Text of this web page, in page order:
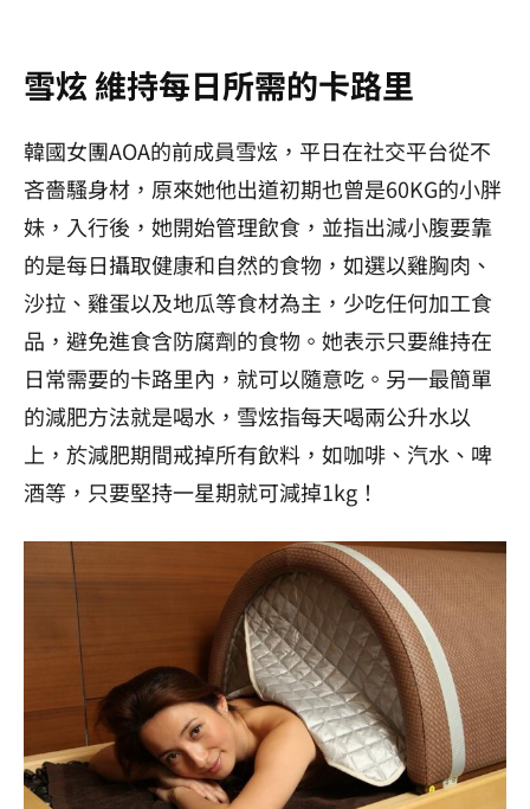
雪炫 維持每日所需的卡路里
韓國女團AOA的前成員雪炫，平日在社交平台從不
吝嗇騷身材，原來她他出道初期也曾是60KG的小胖
妹，入行後，她開始管理飲食，並指出減小腹要靠
的是每日攝取健康和自然的食物，如選以雞胸肉、
沙拉、雞蛋以及地瓜等食材為主， 少吃任何加工食
品，避免進食含防腐劑的食物。 她表示只要維持在
日常需要的卡路里內，就可以隨意吃。另一最簡單
的減肥方法就是喝水，雪炫指每天喝兩公升水以
上，於減肥期間戒掉所有飲料，如咖啡、汽水、啤
酒等，只要堅持一星期就可減掉1kg！